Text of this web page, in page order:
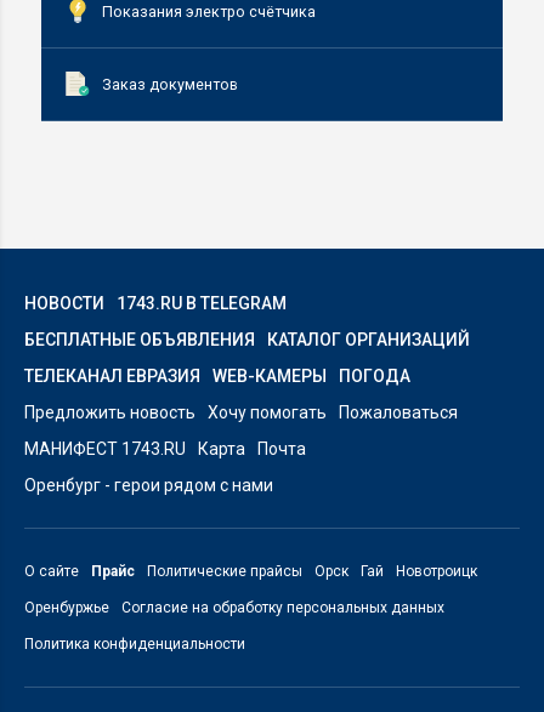
Показания электро счётчика
Заказ документов
НОВОСТИ
1743.RU В TELEGRAM
БЕСПЛАТНЫЕ ОБЪЯВЛЕНИЯ
КАТАЛОГ ОРГАНИЗАЦИЙ
ТЕЛЕКАНАЛ ЕВРАЗИЯ
WEB-КАМЕРЫ
ПОГОДА
Предложить новость
Хочу помогать
Пожаловаться
МАНИФЕСТ 1743.RU
Карта
Почта
Оренбург - герои рядом с нами
О сайте Прайс Политические прайсы Орск Гай Новотроицк
Оренбуржье Согласие на обработку персональных данных
Политика конфиденциальности